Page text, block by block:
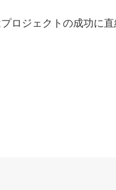
ロジェクトの成功に直